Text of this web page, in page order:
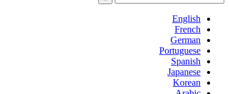
English
French
German
Portuguese
Spanish
Japanese
Korean